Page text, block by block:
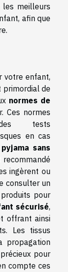
meilleurs
afin que
votre enfant,
primordial de
normes de
Ces normes
tests
en cas
pyjama sans
ingèrent ou
consulter un
pour
sécurisé,
offrant ainsi
Les tissus
propagation
pour
compte ces